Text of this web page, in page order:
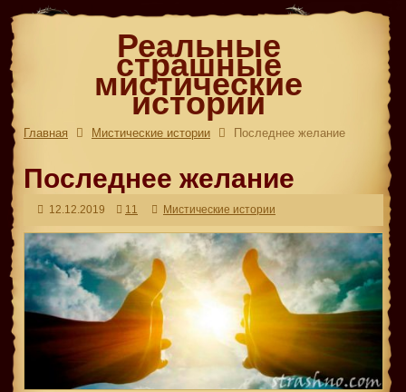
Реальные
страшные
мистические
истории
Главная Мистические истории Последнее желание
Последнее желание
12.12.2019 11 Мистические истории